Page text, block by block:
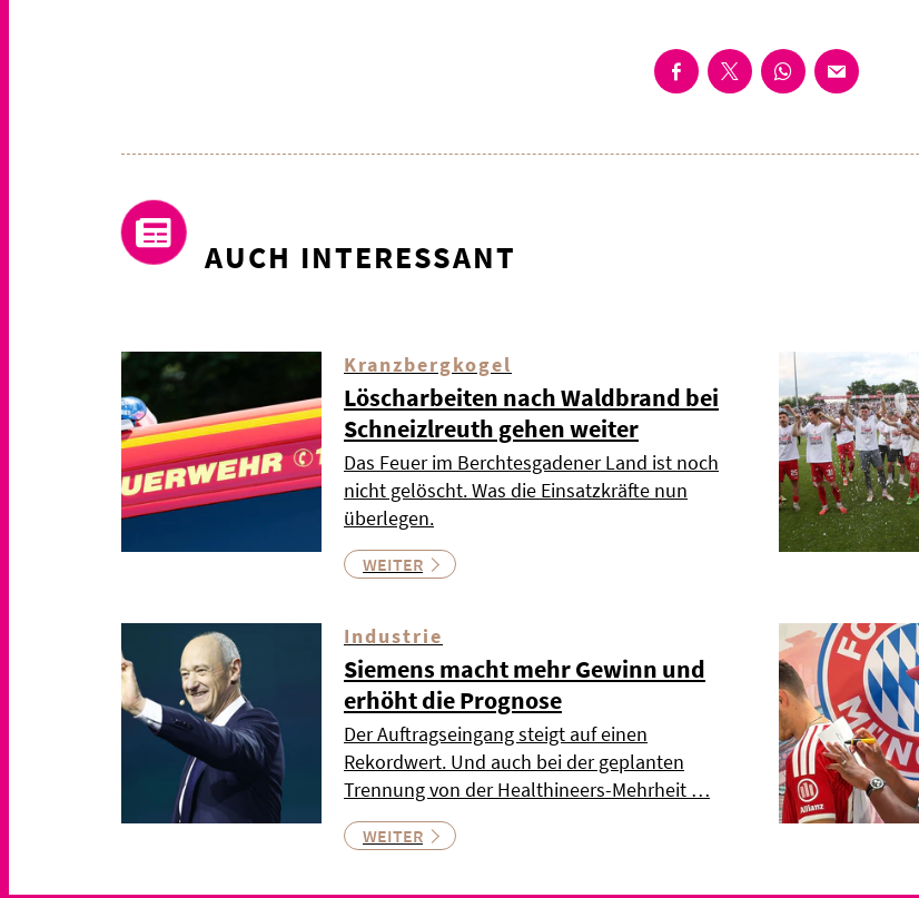
AUCH INTERESSANT
Kranzbergkogel
Löscharbeiten nach Waldbrand bei
Schneizlreuth gehen weiter
Das Feuer im Berchtesgadener Land ist noch
nicht gelöscht. Was die Einsatzkräfte nun
überlegen.
WEITER
Industrie
Siemens macht mehr Gewinn und
erhöht die Prognose
Der Auftragseingang steigt auf einen
Rekordwert. Und auch bei der geplanten
Trennung von der Healthineers-Mehrheit …
WEITER